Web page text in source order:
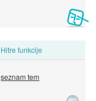
Hitre funkcije
seznam tem